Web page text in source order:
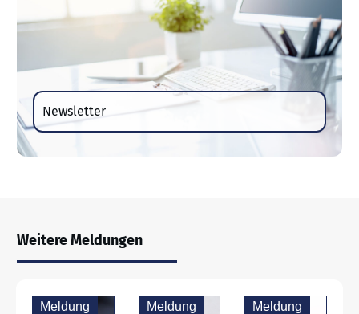
Newsletter
Weitere Meldungen
Meldung Meldung Meldung